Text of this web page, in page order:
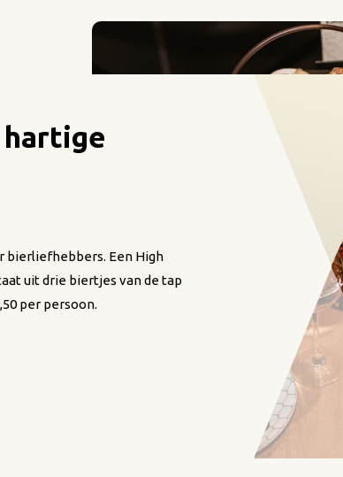
hartige
bierliefhebbers. Een High
uit drie biertjes van de tap
per persoon.